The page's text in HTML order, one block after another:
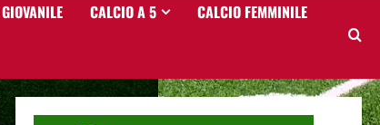
CALCIO A 5 CALCIO FEMMINILE